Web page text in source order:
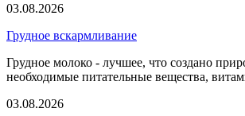
03.08.2026
Грудное вскармливание
Грудное молоко - лучшее, что создано
необходимые питательные вещества,
03.08.2026